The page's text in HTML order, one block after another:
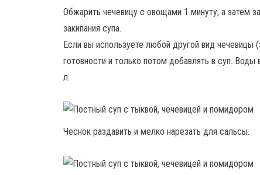
Обжарить чечевицу с овощами 1 минуту, а затем
закипания супа.
Если вы используете любой другой вид
готовности и только потом добавлять в суп.
л.
Чеснок раздавить и мелко нарезать для сальсы.